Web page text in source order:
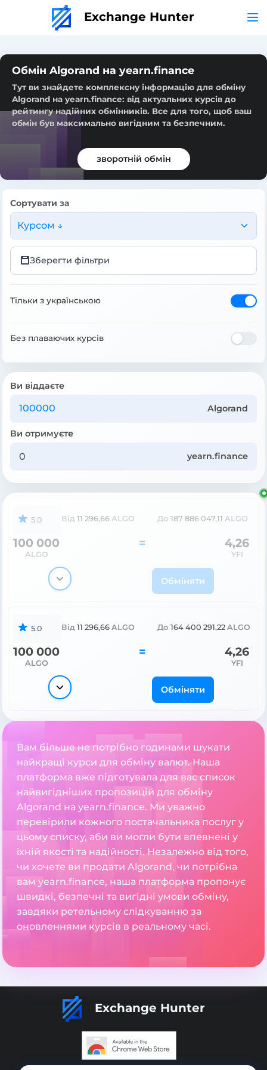
Exchange Hunter
Обмін Algorand на yearn.finance
Тут ви знайдете комплексну інформацію для обміну
Algorand на yearn.finance: від актуальних курсів до
рейтингу надійних обмінників. Все для того, щоб ваш
обмін був максимально вигідним та безпечним.
зворотній обмін
Сортувати за
Курсом ↓
Зберегти фільтри
Тільки з українською
Без плаваючих курсів
Ви віддаєте
Algorand
Ви отримуєте
yearn.finance
5.0 Від 11 296,66 ALGO До 187 886 047,11 ALGO
100 000
ALGO
= 4,26
YFI
Обміняти
5.0 Від 11 296,66 ALGO До 164 400 291,22 ALGO
100 000
ALGO
= 4,26
YFI
Обміняти
Вам більше не потрібно годинами шукати
найкращі курси для обміну валют. Наша
платформа вже підготувала для вас список
найвигідніших пропозицій для обміну
Algorand на yearn.finance. Ми уважно
перевірили кожного постачальника послуг у
цьому списку, аби ви могли бути впевнені у
їхній якості та надійності. Незалежно від того,
чи хочете ви продати Algorand, чи потрібна
вам yearn.finance, наша платформа пропонує
швидкі, безпечні та вигідні умови обміну,
завдяки ретельному слідкуванню за
оновленнями курсів в реальному часі.
Exchange Hunter